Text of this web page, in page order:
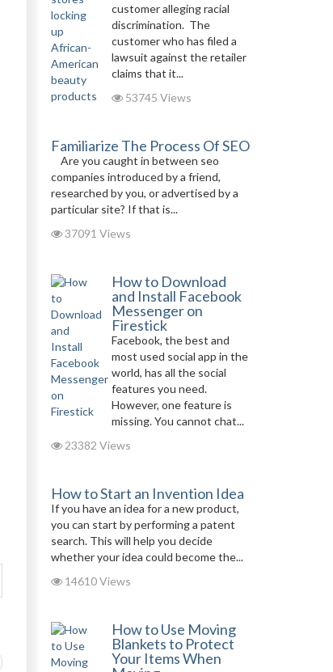
customer alleging racial
discrimination. The
customer who has filed a
lawsuit against the retailer
claims that it...
53745 Views
Familiarize The Process Of SEO
Are you caught in between seo
companies introduced by a friend,
researched by you, or advertised by a
particular site? If that is...
37091 Views
How to Download
and Install Facebook
Messenger on
Firestick
Facebook, the best and
most used social app in the
world, has all the social
features you need.
However, one feature is
missing. You cannot chat...
23382 Views
How to Start an Invention Idea
If you have an idea for a new product,
you can start by performing a patent
search. This will help you decide
whether your idea could become the...
14610 Views
How to Use Moving
Blankets to Protect
Your Items When